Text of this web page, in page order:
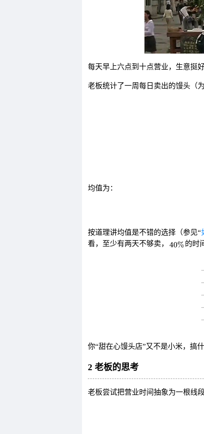
每天早上六点到十点营业，生意挺
老板统计了一周每日卖出的馒头（
均值为：
按道理讲均值是不错的选择（参见“
看，至少有两天不够卖，
的时
你“甜在心馒头店”又不是小米，搞
2 老板的思考
老板尝试把营业时间抽象为一根线